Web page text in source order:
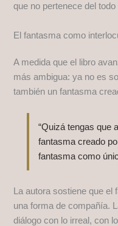
que no pertenece del
El fantasma como
A medida que el libro
más ambigua: ya no es
también un fantasma
“Quizá tengas que
fantasma creado
fantasma como
La autora sostiene que el
una forma de compañía.
diálogo con lo irreal, con